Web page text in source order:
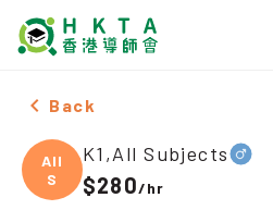
Male K1,All Subjects，Tai
Back
All
S
K1,All Subjects
$280/hr